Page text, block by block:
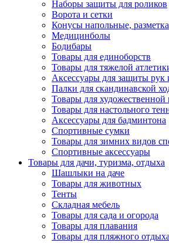
Наборы защиты для роликов
Ворота и сетки
Конусы напольные, разметка
Медицинболы
Бодибары
Товары для единоборств
Товары для тяжелой
Аксессуары для защиты рук
Палки для скандинавской
Товары для художественной
Товары для настольного
Аксессуары для бадминтона
Спортивные сумки
Товары для зимних видов
Спортивные аксессуары
Товары для дачи, туризма, отдыха
Шашлыки на даче
Товары для животных
Тенты
Складная мебель
Товары для сада и огорода
Товары для плавания
Товары для пляжного отдыха